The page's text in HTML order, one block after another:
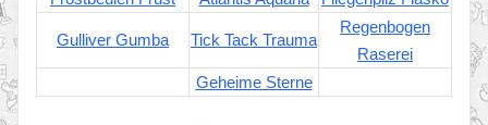
Gulliver Gumba Tick Tack Trauma
Regenbogen
Raserei
Geheime Sterne